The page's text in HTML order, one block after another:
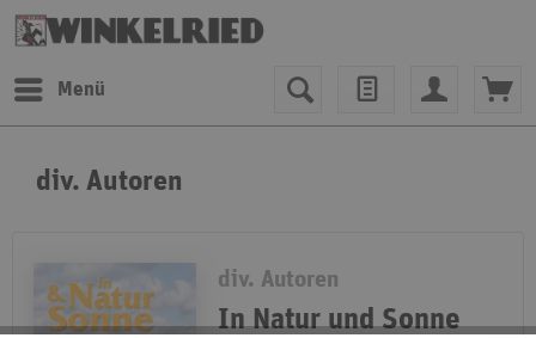
Menü
div. Autoren
div. Autoren
In Natur und Sonne